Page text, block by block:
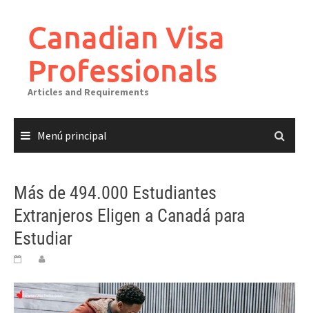
Canadian Visa
Professionals
Articles and Requirements
Menú principal
Más de 494.000 Estudiantes
Extranjeros Eligen a Canadá para
Estudiar